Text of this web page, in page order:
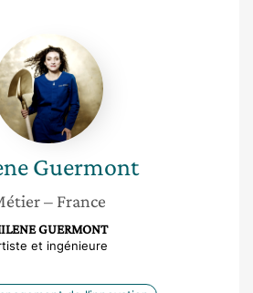
Milene
Guermont
Guermont
– France
GUERMONT
et ingénieure